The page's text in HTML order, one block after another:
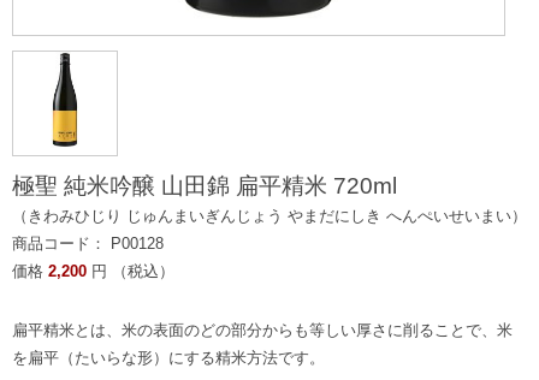
極聖 純米吟醸 山田錦 扁平精米 720ml
（きわみひじり じゅんまいぎんじょう やまだにしき へんぺいせいまい）
商品コード： P00128
価格 2,200 円 （税込）
扁平精米とは、米の表面のどの部分からも等しい厚さに削ることで、米
を扁平（たいらな形）にする精米方法です。